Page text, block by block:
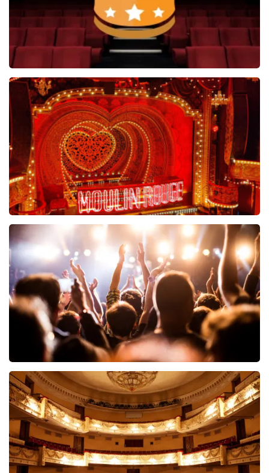
Soldaat van Oranje
6649+reviews
BEKIJKEN
Moulin Rouge
89reviews
BEKIJKEN
Hairspray
40reviews
BEKIJKEN